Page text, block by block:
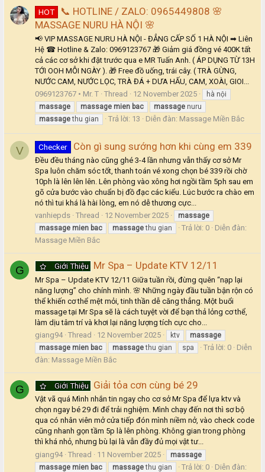
HOT
📞 HOTLINE / ZALO: 0965449808 🌸
MASSAGE NURU HÀ NỘI 🌸
📢 VIP MASSAGE NURU HÀ NỘI - ĐẲNG CẤP SỐ 1 HÀ NỘI ➡ Liên
Hệ ☎ Hotline & Zalo: 0969123767 🎁 Giảm giá đồng vé 400K tất
cả các cơ sở khi đặt trước qua e MR Tuấn Anh. ( ÁP DỤNG TỪ 13H
TỚI OOH MỖI NGÀY ). 🎁 Free đồ uống, trái cây. ( TRÀ GỪNG,
NƯỚC CAM, NƯỚC LỌC, TRÀ ĐÁ + DƯA HẤU, CAM, XOÀI, GIOI...
0969123767 • Mr. T Thread 12 November 2025
hà nội
massage
massage mien bac massage nuru
massagethu gian Trả lời: 13 Diễn đàn: Massage Miền Bắc
V Checker Còn gì sung sướng hơn khi cùng em 339
Đều đều tháng nào cũng ghé 3-4 lần nhưng vẫn thấy cơ sở Mr
Spa luôn chăm sóc tốt, thanh toán vé xong chọn bé 339 rồi chờ
10ph là lên lên lên. Lên phòng vào xông hơi ngồi tầm 5ph sau em
gõ cửa bước vào chuẩn bị đồ đạc các kiểu. Lúc bước ra chào em
nó thì tui khá là hài lòng, em nó dễ thương cực...
vanhiepds Thread 12 November 2025
massage
massage mien bac massagethu gian Trả lời: 0
Diễn đàn:
Massage Miền Bắc
G Giới Thiệu Mr Spa – Update KTV 12/11
Mr Spa – Update KTV 12/11 Giữa tuần rồi, đừng quên “nạp lại
năng lượng” cho chính mình. 🌸 Những ngày đầu tuần bận rộn có
thể khiến cơ thể mệt mỏi, tinh thần dễ căng thẳng. Một buổi
massage tại Mr Spa sẽ là cách tuyệt vời để bạn thả lỏng cơ thể,
làm dịu tâm trí và khơi lại năng lượng tích cực cho...
giang94 Thread 12 November 2025 ktv
massage
massage mien bac massagethu gian spa Trả lời: 0
Diễn
đàn: Massage Miền Bắc
G Giới Thiệu Giải tỏa cơn cùng bé 29
Vật vã quá Mình nhắn tin ngay cho cơ sở Mr Spa để lựa ktv và
chọn ngay bé 29 đi để trải nghiệm. Mình chạy đến nơi thì sơ bộ
qua có nhân viên mở cửa tiếp đón mình niềm nở, vào check code
cũng nhanh gọn tầm 5p là lên phòng. Không gian trong phòng
thì khá nhỏ, nhưng bù lại là vẫn đầy đủ mọi vật tư...
giang94 Thread 11 November 2025
massage
massage mien bac massagethu gian Trả lời: 0
Diễn đàn: